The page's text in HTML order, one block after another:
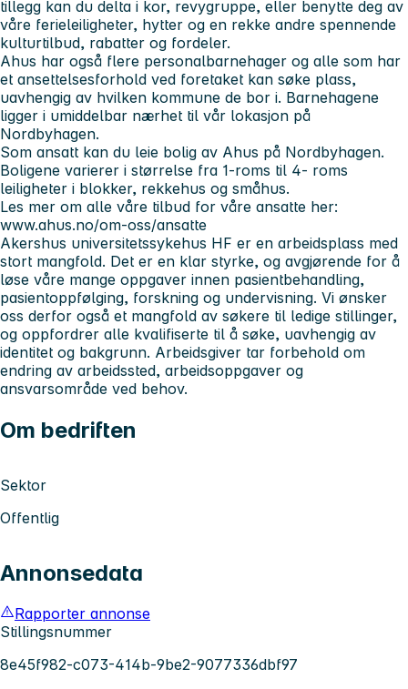
tillegg kan du delta i kor, revygruppe, eller benytte deg av
våre ferieleiligheter, hytter og en rekke andre spennende
kulturtilbud, rabatter og fordeler.
Ahus har også flere personalbarnehager og alle som har
et ansettelsesforhold ved foretaket kan søke plass,
uavhengig av hvilken kommune de bor i. Barnehagene
ligger i umiddelbar nærhet til vår lokasjon på
Nordbyhagen.
Som ansatt kan du leie bolig av Ahus på Nordbyhagen.
Boligene varierer i størrelse fra 1-roms til 4- roms
leiligheter i blokker, rekkehus og småhus.
Les mer om alle våre tilbud for våre ansatte her:
www.ahus.no/om-oss/ansatte
Akershus universitetssykehus HF er en arbeidsplass med
stort mangfold. Det er en klar styrke, og avgjørende for å
løse våre mange oppgaver innen pasientbehandling,
pasientoppfølging, forskning og undervisning. Vi ønsker
oss derfor også et mangfold av søkere til ledige stillinger,
og oppfordrer alle kvalifiserte til å søke, uavhengig av
identitet og bakgrunn. Arbeidsgiver tar forbehold om
endring av arbeidssted, arbeidsoppgaver og
ansvarsområde ved behov.
Om bedriften
Sektor
Offentlig
Annonsedata
Rapporter annonse
Stillingsnummer
8e45f982-c073-414b-9be2-9077336dbf97